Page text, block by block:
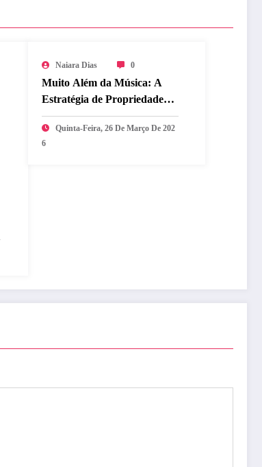
Naiara Dias 0
Muito Além da Música: A
Estratégia de Propriedade
Intelectual que Blindou o
Legado do BTS
Quinta-Feira, 26 De Março De 202
6